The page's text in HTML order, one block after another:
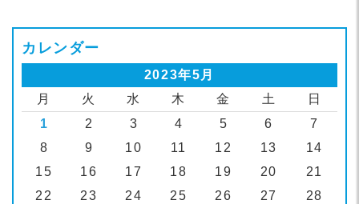
カレンダー
2023年5月
月
火 水 木 金 土 日
1 2 3 4 5 6
7
8
9 10 11 12 13
14
15
16 17 18 19 20
21
22
23 24 25 26 27
28